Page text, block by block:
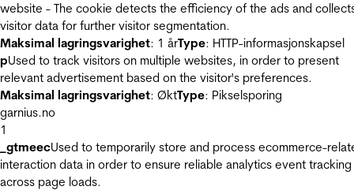
website - The cookie detects the efficiency of the ads and
visitor data for further visitor segmentation.
Maksimal lagringsvarighet: 1 årType: HTTP-informasjonskapsel
pUsed to track visitors on multiple websites, in order to present
relevant advertisement based on the visitor's preferences.
Maksimal lagringsvarighet: ØktType: Pikselsporing
garnius.no
1
_gtmeecUsed to temporarily store and process ecommerce-
interaction data in order to ensure reliable analytics event tracking
across page loads.